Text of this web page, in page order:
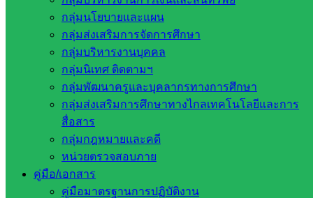
กลุ่มนโยบายและแผน
กลุ่มส่งเสริมการจัดการศึกษา
กลุ่มบริหารงานบุคคล
กลุ่มนิเทศ ติดตามฯ
กลุ่มพัฒนาครูและบุคลากรทางการศึกษา
กลุ่มส่งเสริมการศึกษาทางไกลเทคโนโลยีและการ
สื่อสาร
กลุ่มกฎหมายและคดี
หน่วยตรวจสอบภาย
คู่มือ/เอกสาร
คู่มือมาตรฐานการปฏิบัติงาน
ดำเนินงาน พร้อมเร่งรัดการทำงานให้เป็นไปตามแผนปฏิบัติการ
ประจำปี ณ ห้องประชุมมุข สพป.สระแก้ว เขต 2